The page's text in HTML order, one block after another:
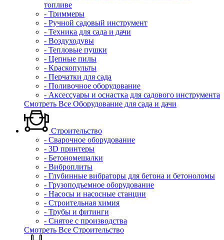
топливе
- Триммеры
- Ручной садовый инструмент
- Техника для сада и дачи
- Воздуходувы
- Тепловые пушки
- Цепные пилы
- Краскопульты
- Перчатки для сада
- Поливочное оборудование
- Аксессуары и оснастка для садового инструмента
Смотреть Все Оборудование для сада и дачи
Строительство
- Сварочное оборудование
- 3D принтеры
- Бетономешалки
- Виброплиты
- Глубинные вибраторы для бетона и бетоноломы
- Грузоподъемное оборудование
- Насосы и насосные станции
- Строительная химия
- Трубы и фитинги
- Снятое с производства
Смотреть Все Строительство